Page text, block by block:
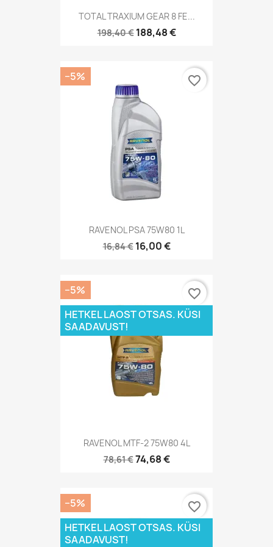
TOTAL TRAXIUM GEAR 8 FE...
198,40 € 188,48 €
RAVENOL PSA 75W80 1L
16,84 € 16,00 €
−5% favorite_border
RAVENOL MTF-2 75W80 4L
78,61 €74,68 €
−5%
HETKEL LAOST OTSAS. KÜSI
SAADAVUST!
favorite_border
−5%
HETKEL LAOST OTSAS. KÜSI
SAADAVUST!
favorite_border